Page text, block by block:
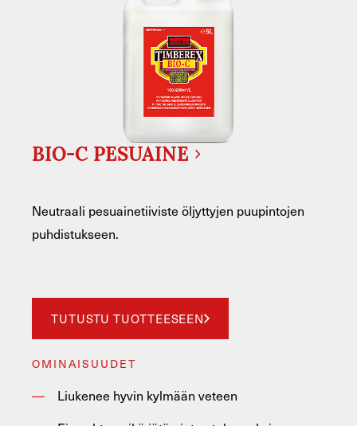
BIO-C PESUAINE
Neutraali pesuainetiiviste öljyttyjen puupintojen
puhdistukseen.
TUTUSTU TUOTTEESEEN
OMINAISUUDET
Liukenee hyvin kylmään veteen